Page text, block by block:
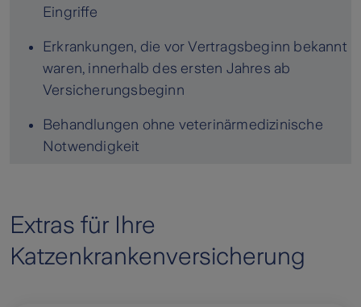
Eingriffe
Erkrankungen, die vor Vertragsbeginn bekannt
waren, innerhalb des ersten Jahres ab
Versicherungsbeginn
Behandlungen ohne veterinärmedizinische
Notwendigkeit
Extras für Ihre
Katzenkrankenversicherung